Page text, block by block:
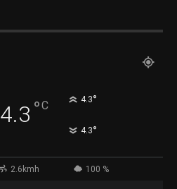
4.3 °C 4.3°
4.3°
2.6kmh 100 %